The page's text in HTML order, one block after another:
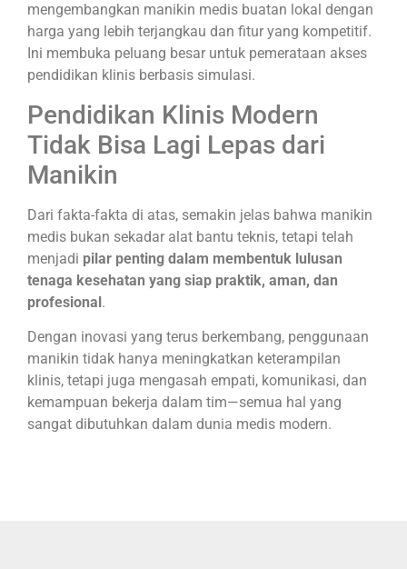
mengembangkan manikin medis buatan lokal dengan
harga yang lebih terjangkau dan fitur yang kompetitif.
Ini membuka peluang besar untuk pemerataan akses
pendidikan klinis berbasis simulasi.
Pendidikan Klinis Modern
Tidak Bisa Lagi Lepas dari
Manikin
Dari fakta-fakta di atas, semakin jelas bahwa manikin
medis bukan sekadar alat bantu teknis, tetapi telah
menjadi pilar penting dalam membentuk lulusan
tenaga kesehatan yang siap praktik, aman, dan
profesional.
Dengan inovasi yang terus berkembang, penggunaan
manikin tidak hanya meningkatkan keterampilan
klinis, tetapi juga mengasah empati, komunikasi, dan
kemampuan bekerja dalam tim—semua hal yang
sangat dibutuhkan dalam dunia medis modern.